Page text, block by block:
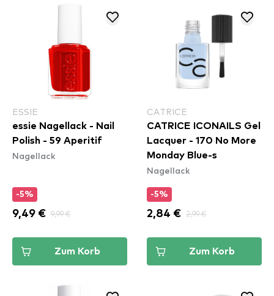
ESSIE
essie Nagellack - Nail
Polish - 59 Aperitif
Nagellack
-5%
9,49 € 9,99 €
Zum Korb
CATRICE
CATRICE ICONAILS Gel
Lacquer - 170 No More
Monday Blue-s
Nagellack
-5%
2,84 € 2,99 €
Zum Korb